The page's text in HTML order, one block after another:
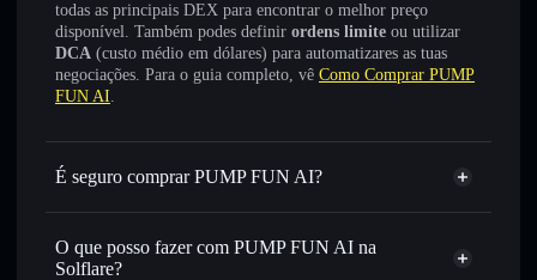
todas as principais DEX para encontrar o melhor preço
disponível. Também podes definir ordens limite ou utilizar
DCA (custo médio em dólares) para automatizares as tuas
negociações. Para o guia completo, vê Como Comprar PUMP
FUN AI.
É seguro comprar PUMP FUN AI?
PUMP FUN AI não está verificado
O que posso fazer com PUMP FUN AI na
Solflare?